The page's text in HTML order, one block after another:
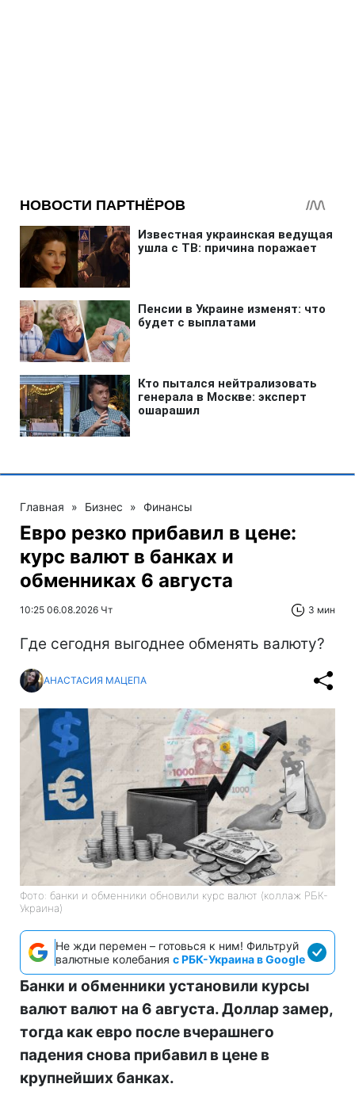
Главная » Бизнес » Финансы
Евро резко прибавил в цене:
курс валют в банках и
обменниках 6 августа
10:25 06.08.2026 Чт 3 мин
Где сегодня выгоднее обменять валюту?
АНАСТАСИЯ МАЦЕПА
Фото: банки и обменники обновили курс валют (коллаж РБК-
Украина)
Не жди перемен – готовься к ним! Фильтруй
валютные колебания с РБК-Украина в Google
Банки и обменники установили курсы
валют валют на 6 августа. Доллар замер,
тогда как евро после вчерашнего
падения снова прибавил в цене в
крупнейших банках.